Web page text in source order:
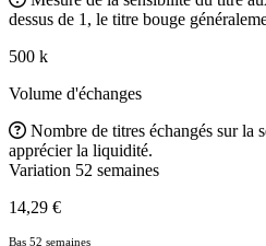
dessus de 1, le titre bouge
500 k
Volume d'échanges
Nombre de titres échangés sur la
apprécier la liquidité.
Variation 52 semaines
14,29 €
Bas 52 semaines